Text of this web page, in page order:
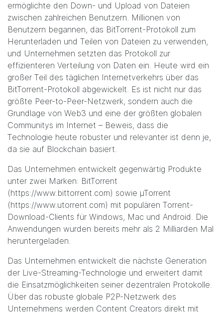
ermöglichte den Down- und Upload von Dateien
zwischen zahlreichen Benutzern. Millionen von
Benutzern begannen, das BitTorrent-Protokoll zum
Herunterladen und Teilen von Dateien zu verwenden,
und Unternehmen setzten das Protokoll zur
effizienteren Verteilung von Daten ein. Heute wird ein
großer Teil des täglichen Internetverkehrs über das
BitTorrent-Protokoll abgewickelt. Es ist nicht nur das
größte Peer-to-Peer-Netzwerk, sondern auch die
Grundlage von Web3 und eine der größten globalen
Communitys im Internet – Beweis, dass die
Technologie heute robuster und relevanter ist denn je,
da sie auf Blockchain basiert.
Das Unternehmen entwickelt gegenwärtig Produkte
unter zwei Marken: BitTorrent
(https://www.bittorrent.com) sowie µTorrent
(https://www.utorrent.com) mit populären Torrent-
Download-Clients für Windows, Mac und Android. Die
Anwendungen wurden bereits mehr als 2 Milliarden Mal
heruntergeladen.
Das Unternehmen entwickelt die nächste Generation
der Live-Streaming-Technologie und erweitert damit
die Einsatzmöglichkeiten seiner dezentralen Protokolle.
Über das robuste globale P2P-Netzwerk des
Unternehmens werden Content Creators direkt mit